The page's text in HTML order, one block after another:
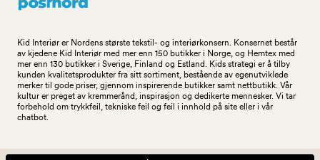
Kid Interiør er Nordens største tekstil- og interiørkonsern. Konsernet består
av kjedene Kid Interiør med mer enn 150 butikker i Norge, og Hemtex med
mer enn 130 butikker i Sverige, Finland og Estland. Kids strategi er å tilby
kunden kvalitetsprodukter fra sitt sortiment, bestående av egenutviklede
merker til gode priser, gjennom inspirerende butikker samt nettbutikk. Vår
kultur er preget av kremmerånd, inspirasjon og dedikerte mennesker. Vi tar
forbehold om trykkfeil, tekniske feil og feil i innhold på site eller i vår
chatbot.